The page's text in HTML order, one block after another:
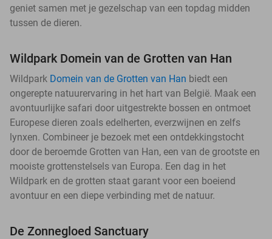
geniet samen met je gezelschap van een topdag midden
tussen de dieren.
Wildpark Domein van de Grotten van Han
Wildpark Domein van de Grotten van Han biedt een
ongerepte natuurervaring in het hart van België. Maak een
avontuurlijke safari door uitgestrekte bossen en ontmoet
Europese dieren zoals edelherten, everzwijnen en zelfs
lynxen. Combineer je bezoek met een ontdekkingstocht
door de beroemde Grotten van Han, een van de grootste en
mooiste grottenstelsels van Europa. Een dag in het
Wildpark en de grotten staat garant voor een boeiend
avontuur en een diepe verbinding met de natuur.
De Zonnegloed Sanctuary